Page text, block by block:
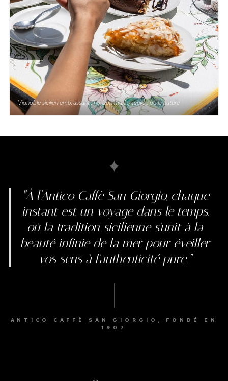
Vignoble sicilien embrassant l’horizon marin, œuvre de la nature
✦
“À l'Antico Caffè San Giorgio, chaque
instant est un voyage dans le temps,
où la tradition sicilienne s'unit à la
beauté infinie de la mer pour éveiller
vos sens à l'authenticité pure.”
ANTICO CAFFÈ SAN GIORGIO, FONDÉ EN
1907